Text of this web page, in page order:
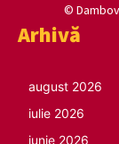
©
Arhivă
august 2026
iulie 2026
iunie 2026